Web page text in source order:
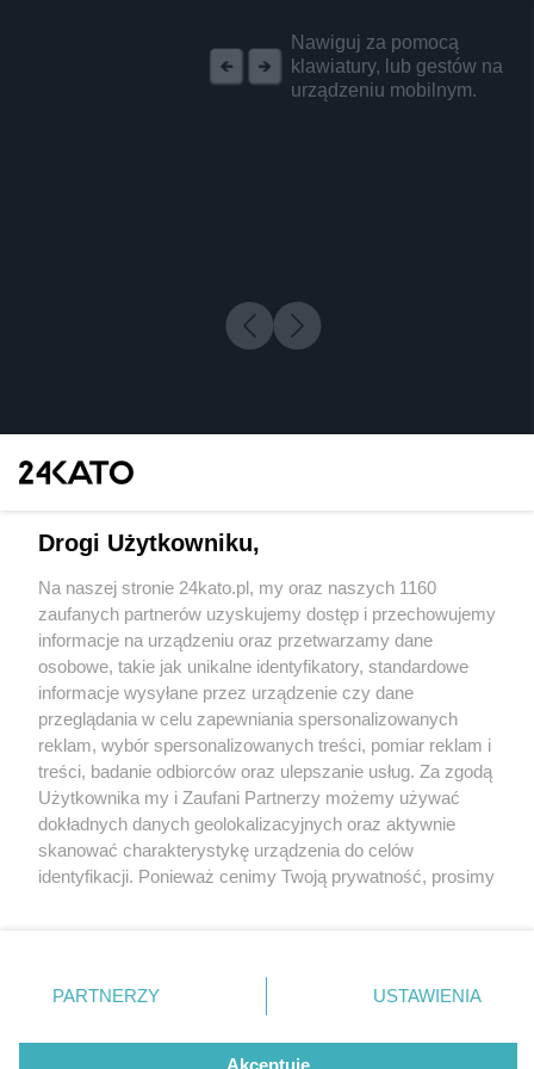
Nawiguj za pomocą
klawiatury, lub gestów na
urządzeniu mobilnym.
4 / 0
Wydawca mediów lokalnych
Nie zapomnij
zapoznać się z:
polityką prywatności regulamin korzystania z portali
Twojemiasto
Piekary Śląskie
Chorzów
Tarnowskie Góry
Gliwice
Skontakuj sięz nami
Kontakt
Wydawca
Redakcja
Drogi Użytkowniku,
Na naszej stronie 24kato.pl, my oraz naszych 1160
zaufanych partnerów uzyskujemy dostęp i przechowujemy
informacje na urządzeniu oraz przetwarzamy dane
osobowe, takie jak unikalne identyfikatory, standardowe
informacje wysyłane przez urządzenie czy dane
przeglądania w celu zapewniania spersonalizowanych
reklam, wybór spersonalizowanych treści, pomiar reklam i
treści, badanie odbiorców oraz ulepszanie usług. Za zgodą
Użytkownika my i Zaufani Partnerzy możemy używać
dokładnych danych geolokalizacyjnych oraz aktywnie
skanować charakterystykę urządzenia do celów
identyfikacji. Ponieważ cenimy Twoją prywatność, prosimy
prywatności znajdujący się w lewym dolnym rogu strony
. Niektóre rodzaje przetwarzania danych nie wymagają
zgody użytkownika, ale masz prawo sprzeciwić się
takiemu przetwarzaniu. Preferencje będą miały
PARTNERZY USTAWIENIA
Akceptuję